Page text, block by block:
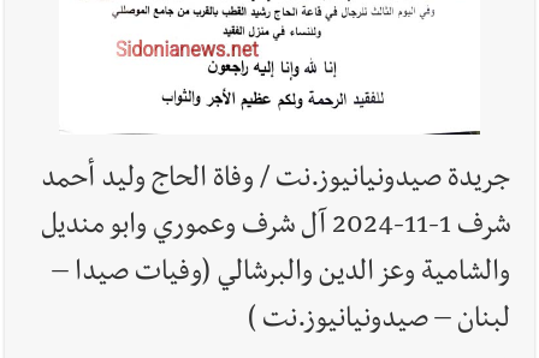
اقتصادي يتم العمل عليه في واشنطن
مفكرة النشاطات الرسمية المقررة في لبنان ليوم السبت
قراءات ومستجدات ومواقف في لبنان والمنطقة -
السبت 8-8-2026: لاءات إسرائيل الثلاث تضرب المسار التفاوضي
واتفاق مكة على طاولة الإقليم؟ | استهداف الجيش اللبناني يرفع
منسوب التصعيد الإسرائيلي؟ | الخيام وبنت جبيل خارج التجربة؟
جريدة صيدونيانيوز.نت / وفاة الحاج وليد أحمد
شرف 1-11-2024 آل شرف وعموري وابو منديل
والشامية وعز الدين والبرشالي (وفيات صيدا –
لبنان – صيدونيانيوز.نت )